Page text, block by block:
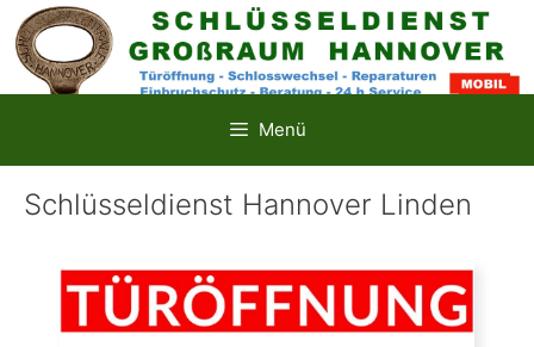
Zum
Inhalt
springen
Menü
Schlüsseldienst Hannover Linden